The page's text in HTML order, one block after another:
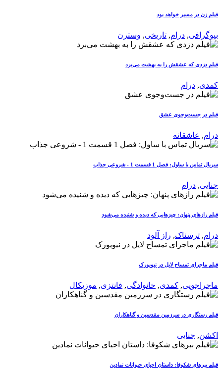
فیلم زن در مسیر خواهد بود
بیوگرافی, درام, تاریخی, وسترن
فیلم دزدی که عشقش را به بهشت می‌برد
کمدی, درام
فیلم در جست‌وجوی عشق
درام, عاشقانه
سریال تماس با ساول: فصل 1 قسمت 1 - شروعی جذاب
جنایی, درام
فیلم رازهای پنهان: چیزهایی که دیده و شنیده می‌شود
درام, ترسناک, راز آلود
فیلم ماجرای تمساح لایل در نیویورک
ماجراجویی, کمدی, خانوادگی, فانتزی, موزیکال
فیلم رستگاری در سرزمین مقدسین و گناهکاران
اکشن, جنایی
فیلم ببرهای شکوفا: داستان احیای حیوانات نمادین